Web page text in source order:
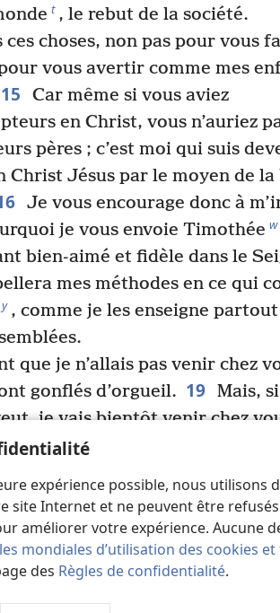
expérience possible, nous utilisons
site Internet et ne peuvent être
améliorer votre expérience. Aucune
mondiales d’utilisation des cookies
des Règles de confidentialité.
t , le rebut de la société.
ces choses, non pas pour vous
vous avertir comme mes
15
Car même si vous aviez
en Christ, vous n’auriez
pères ; c’est moi qui suis
Christ Jésus par le moyen de la
Je vous encourage donc à
je vous envoie Timothée w
bien-aimé et fidèle dans le
mes méthodes en ce qui
y , comme je les enseigne
que je n’allais pas venir chez
gonflés d’orgueil. 19 Mais, si
je vais bientôt venir chez
non pas aux paroles de ceux
Dieu n’est pas une question de
de puissance. 21 Que préférez-
chez vous avec un bâton z , ou
un esprit de douceur ?